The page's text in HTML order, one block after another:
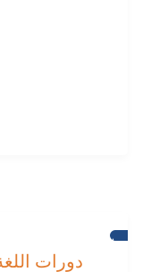
برايتون
دورات